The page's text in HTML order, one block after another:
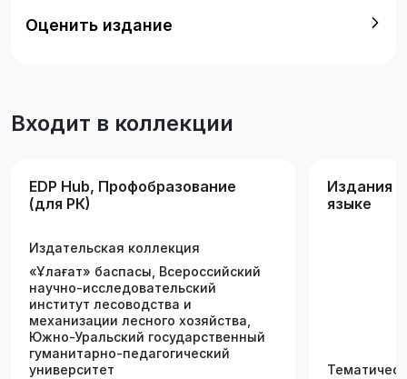
Оценить издание
Входит в коллекции
EDP Hub, Профобразование
(для РК)
Издательская коллекция
«Ұлағат» баспасы, Всероссийский
научно-исследовательский
институт лесоводства и
механизации лесного хозяйства,
Южно-Уральский государственный
гуманитарно-педагогический
университет
Издания
языке